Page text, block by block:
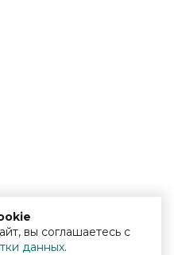
вы соглашаетесь с
данных.